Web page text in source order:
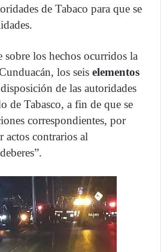
de Tabaco para que se
sobre los hechos ocurridos la
los seis elementos
de las autoridades
de Tabasco, a fin de que se
correspondientes, por
actos contrarios al